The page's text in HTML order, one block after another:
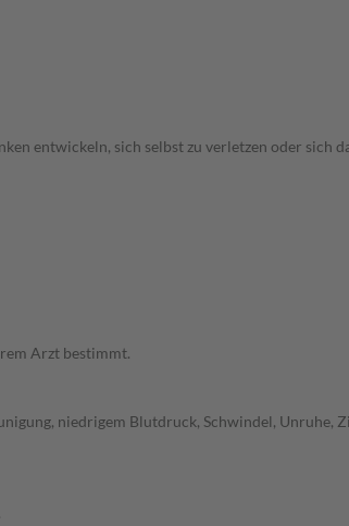
entwickeln, sich selbst zu verletzen oder sich
Arzt bestimmt.
niedrigem Blutdruck, Schwindel, Unruhe,